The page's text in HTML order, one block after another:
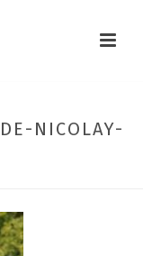
NICOLAY-